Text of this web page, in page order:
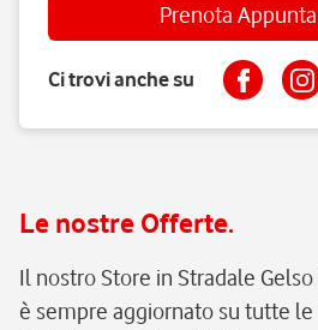
Prenota
Ci trovi anche su
Le nostre Offerte.
Il nostro Store in Stradale Gelso
è sempre aggiornato su tutte